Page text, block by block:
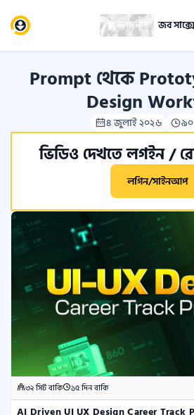
স্কলারশিপ জব
Prompt থেকে
Design
৪ জুলাই ২০২৬
ভিডিও দেখতে লগইন /
লগিন/সাইনআপ
৩২ সিট বাকি ১৫ দিন বাকি